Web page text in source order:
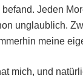
Jeden
unglaublich.
meine
mich, und